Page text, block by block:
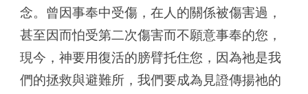
念。曾因事奉中受傷，在人的關係被傷害過，
甚至因而怕受第二次傷害而不願意事奉的您，
現今，神要用復活的膀臂托住您，因為祂是我
們的拯救與避難所，我們要成為見證傳揚祂的